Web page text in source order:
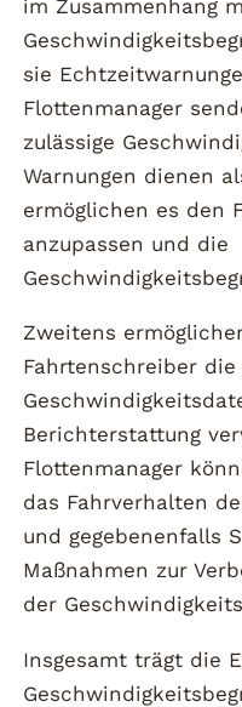
im Zusammenhang
sie
Flottenmanager
zulässige
Warnungen dienen
ermöglichen es den
anzupassen und die
Zweitens
Fahrtenschreiber die
Berichterstattung
Flottenmanager
das Fahrverhalten
und gegebenenfalls
Maßnahmen zur
der
Insgesamt trägt die